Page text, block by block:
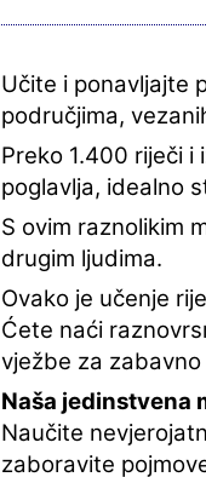
Učite i ponavljajte
područjima,
Preko 1.400 riječi
poglavlja, idealno
S ovim raznolikim
drugim ljudima.
Ovako je učenje
Ćete naći
vježbe za
Naša jedinstvena
Naučite
zaboravite